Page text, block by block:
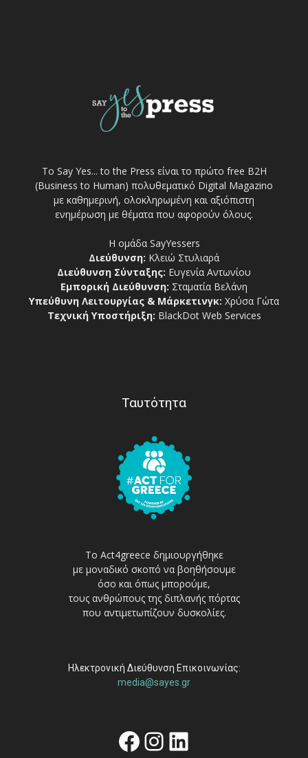
Το Say Yes... to the Press είναι το πρώτο free Β2Η
(Business to Human) πολυθεματικό Digital Magazino
με καθημερινή, ολοκληρωμένη και αξιόπιστη
ενημέρωση με θέματα που αφορούν όλους.
Η ομάδα SayYessers
Διεύθυνση: Κλειώ Στυλιαρά
Διεύθυνση Σύνταξης: Ευγενία Αντωνίου
Εμπορική Διεύθυνση: Σταματία Βελάνη
Υπεύθυνη Λειτουργίας & Μάρκετινγκ: Χρύσα Γώτα
Τεχνική Υποστήριξη: BlackDot Web Services
Ταυτότητα
Το Act4greece δημιουργήθηκε
με μοναδικό σκοπό να βοηθήσουμε
όσο και όπως μπορούμε,
τους ανθρώπους της διπλανής πόρτας
που αντιμετωπίζουν δυσκολίες.
Ηλεκτρονική Διεύθυνση Επικοινωνίας:
media@sayes.gr
Facebook
Instagram
Linkedin